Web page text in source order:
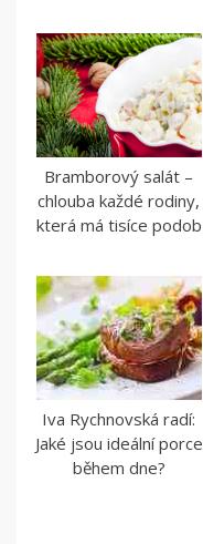
Bramborový salát –
chlouba každé rodiny,
která má tisíce podob
Iva Rychnovská radí:
Jaké jsou ideální porce
během dne?